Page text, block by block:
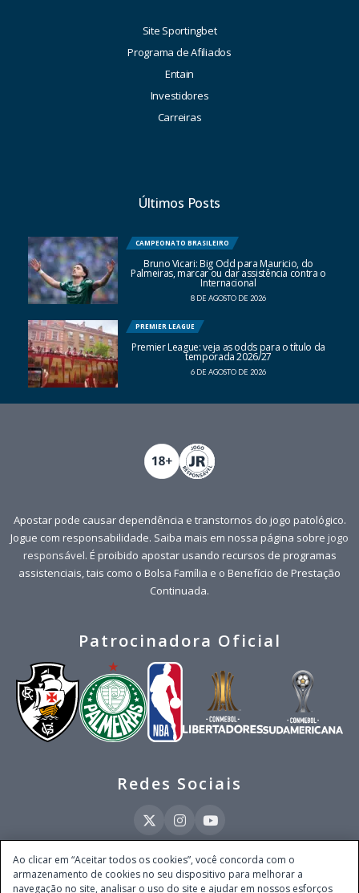
Site Sportingbet
Programa de Afiliados
Entain
Investidores
Carreiras
Últimos Posts
CAMPEONATO BRASILEIRO
Bruno Vicari: Big Odd para Mauricio, do
Palmeiras, marcar ou dar assistência contra o
Internacional
8 DE AGOSTO DE 2026
PREMIER LEAGUE
Premier League: veja as odds para o título da
temporada 2026/27
6 DE AGOSTO DE 2026
Apostar pode causar dependência e transtornos do jogo patológico.
Jogue com responsabilidade. Saiba mais em nossa página sobre jogo
responsável. É proibido apostar usando recursos de programas
assistenciais, tais como o Bolsa Família e o Benefício de Prestação
Continuada.
Patrocinadora Oficial
Redes Sociais
Este site é operado pela Ventmear Brasil LTDA (CNPJ 52.868.380/0001-84), com
endereço na Avenida Brigadeiro Faria Lima, nº 4.055, 3º andar, Itaim Bibi, no
Ao clicar em “Aceitar todos os cookies”, você concorda com o
armazenamento de cookies no seu dispositivo para melhorar a
navegação no site, analisar o uso do site e ajudar em nossos esforços